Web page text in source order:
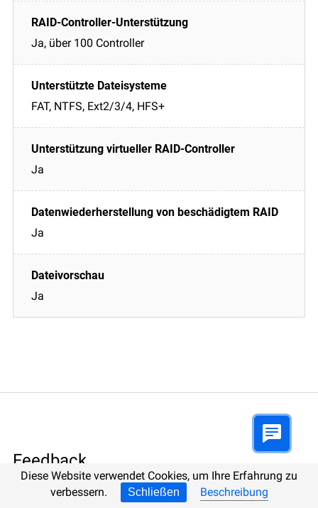
Ja, über 100 Controller
FAT, NTFS, Ext2/3/4, HFS+
Ja
Ja
Ja
Feedback
Gerne beantworten wir Ihre Fragen!
Diese Website verwendet Cookies, um Ihre Erfahrung zu
verbessern.
Schließen Beschreibung